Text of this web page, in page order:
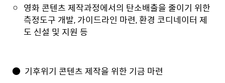
영화 콘텐츠 제작과정에서의 탄소배출을 줄이기 위한
측정도구 개발, 가이드라인 마련, 환경 코디네이터 제
도 신설 및 지원 등
● 기후위기 콘텐츠 제작을 위한 기금 마련